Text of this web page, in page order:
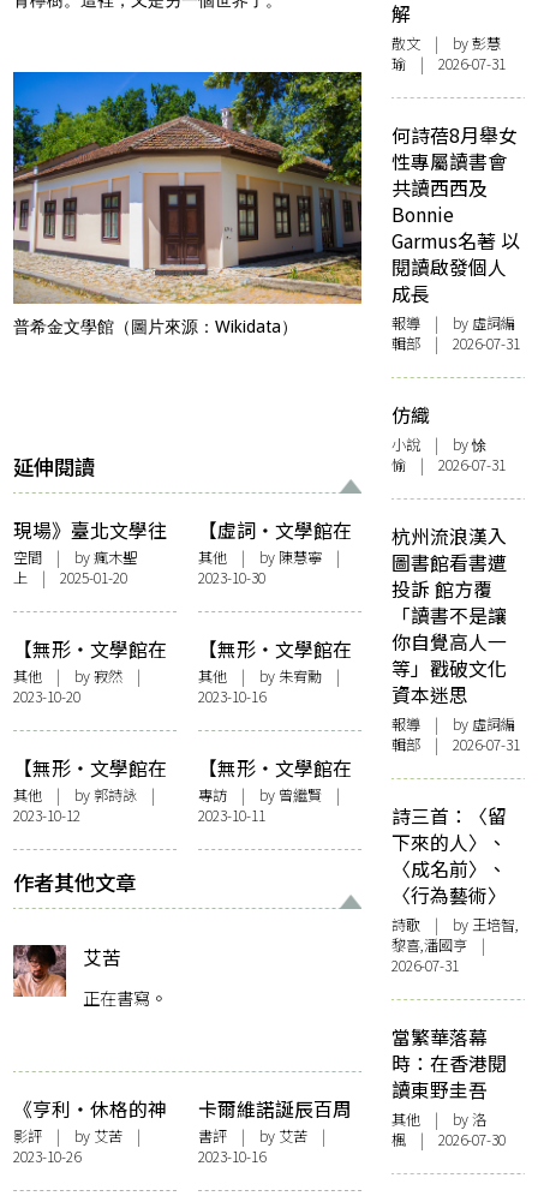
普希金文學館（圖片來源：Wikidata）
延伸閱讀
現場》臺北文學往
事，私密地圖與異
鄉人，「臺北午
後．漫步調」側記
ft.臺北文學館籌備
處
空間 | by 瘋木聖
上 | 2025-01-20
【虛詞・文學館在
他方】馬華文學館
的文化樞紐作用
其他| by 陳慧寧|
2023-10-30
【無形・文學館在
他方】開幕了，然
後呢?------我看澳
門文學館
其他 | by 寂然 |
2023-10-20
【無形・文學館在
他方】寫字人視角
的文學策展：臺灣
文學館及其他文學
館舍
其他| by 朱宥勳|
2023-10-16
【無形・文學館在
他方】文學館與文
學的正典化：中國
現代文學館
其他 | by郭詩詠 |
2023-10-12
【無形・文學館在
他方】文學館建成
中！——訪臺北須
文蔚、上海周立民
專訪| by 曾繼賢|
2023-10-11
作者其他文章
艾苦
正在書寫。
《亨利・休格的神
奇故事》：文學對
電影的逆襲
影評 | by 艾苦 |
2023-10-26
卡爾維諾誕辰百周
年：從經典到科學
書寫
書評| by 艾苦|
2023-10-16
解
散文 | by 彭慧
瑜 | 2026-07-31
何詩蓓8月舉女
性專屬讀書會
共讀西西及
Bonnie
Garmus名著 以
閱讀啟發個人
成長
報導 | by 虛詞編
輯部 | 2026-07-31
仿織
小說 | by 悇
愉 | 2026-07-31
杭州流浪漢入
圖書館看書遭
投訴 館方覆
「讀書不是讓
你自覺高人一
等」戳破文化
資本迷思
報導 | by 虛詞編
輯部 | 2026-07-31
詩三首：〈留
下來的人〉、
〈成名前〉、
〈行為藝術〉
詩歌 | by 王培智,
黎喜,潘國亨 |
2026-07-31
當繁華落幕
時：在香港閱
讀東野圭吾
其他 | by洛
楓 | 2026-07-30